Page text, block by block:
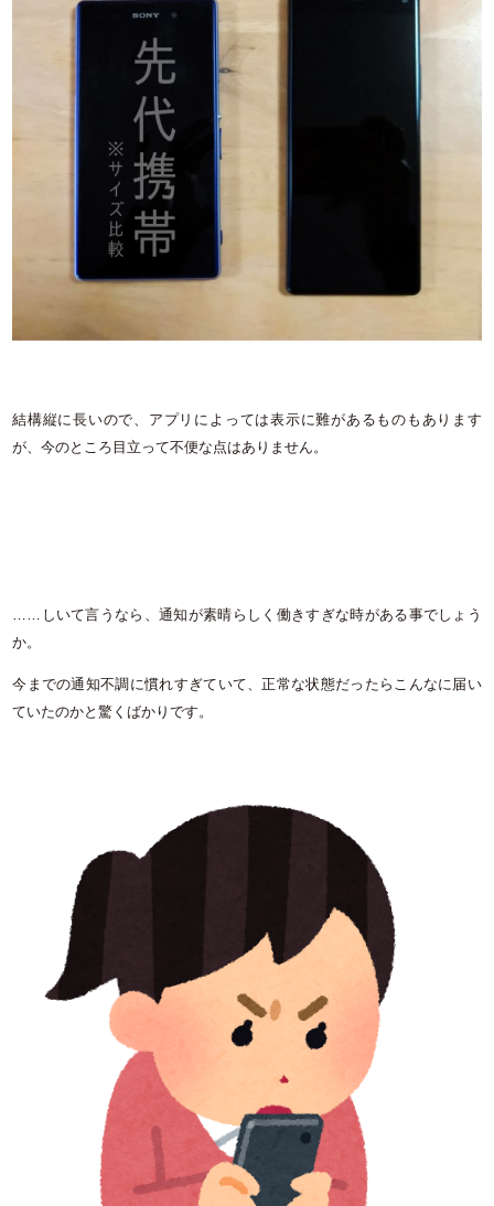
結構縦に長いので、アプリによっては表示に難があるものもあります
が、今のところ目立って不便な点はありません。
……しいて言うなら、通知が素晴らしく働きすぎな時がある事でしょう
か。
今までの通知不調に慣れすぎていて、正常な状態だったらこんなに届い
ていたのかと驚くばかりです。